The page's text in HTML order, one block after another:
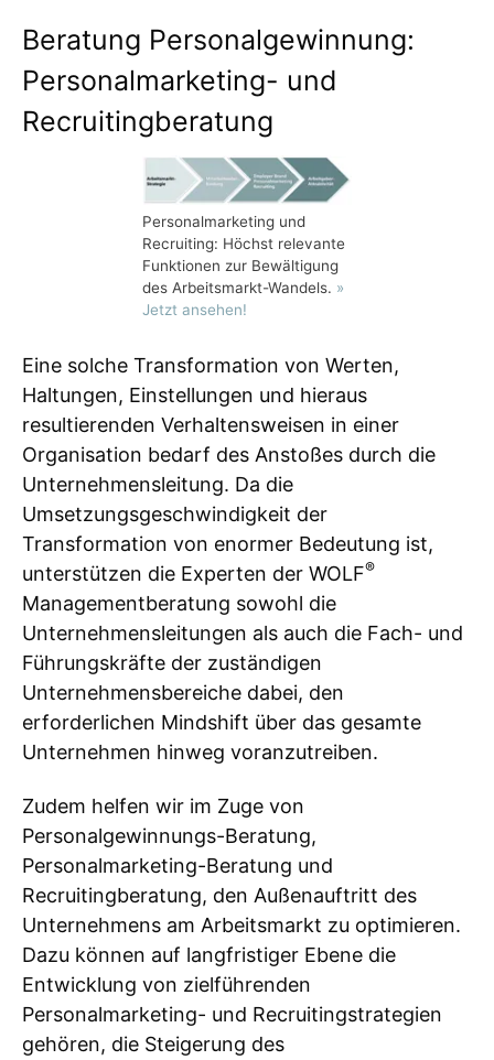
Beratung Personalgewinnung:
Personalmarketing- und
Recruitingberatung
Personalmarketing und
Recruiting: Höchst relevante
Funktionen zur Bewältigung
des Arbeitsmarkt-Wandels. »
Jetzt ansehen!
Eine solche Transformation von Werten,
Haltungen, Einstellungen und hieraus
resultierenden Verhaltensweisen in einer
Organisation bedarf des Anstoßes durch die
Unternehmensleitung. Da die
Umsetzungsgeschwindigkeit der
Transformation von enormer Bedeutung ist,
unterstützen die Experten der WOLF®
Managementberatung sowohl die
Unternehmensleitungen als auch die Fach- und
Führungskräfte der zuständigen
Unternehmensbereiche dabei, den
erforderlichen Mindshift über das gesamte
Unternehmen hinweg voranzutreiben.
Zudem helfen wir im Zuge von
Personalgewinnungs-Beratung,
Personalmarketing-Beratung und
Recruitingberatung, den Außenauftritt des
Unternehmens am Arbeitsmarkt zu optimieren.
Dazu können auf langfristiger Ebene die
Entwicklung von zielführenden
Personalmarketing- und Recruitingstrategien
gehören, die Steigerung des